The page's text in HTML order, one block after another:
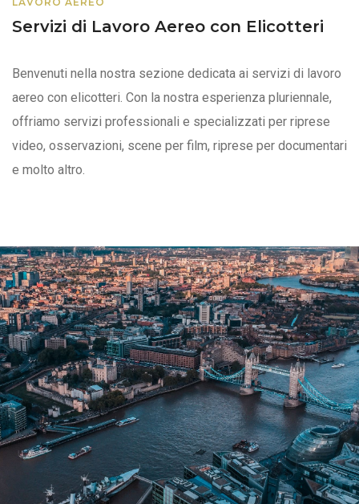
Servizi di Lavoro Aereo con Elicotteri
Benvenuti nella nostra sezione dedicata ai servizi di lavoro
aereo con elicotteri. Con la nostra esperienza pluriennale,
offriamo servizi professionali e specializzati per riprese
video, osservazioni, scene per film, riprese per documentari
e molto altro.